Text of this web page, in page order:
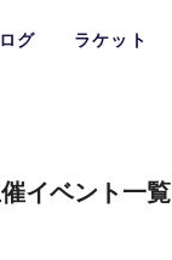
グ ラケット
イベント一覧